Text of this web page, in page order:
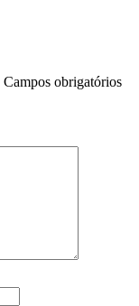
Campos obrigatórios